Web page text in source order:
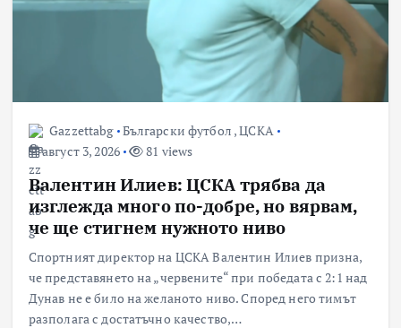
Gazzettabg Български футбол ,ЦСКА
август 3, 2026
81 views
Валентин Илиев: ЦСКА трябва да
изглежда много по-добре, но вярвам,
че ще стигнем нужното ниво
Спортният директор на ЦСКА Валентин Илиев призна,
че представянето на „червените“ при победата с 2:1 над
Дунав не е било на желаното ниво. Според него тимът
разполага с достатъчно качество,…